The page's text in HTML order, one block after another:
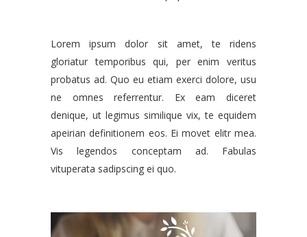
Lorem ipsum dolor sit amet, te ridens
gloriatur temporibus qui, per enim veritus
probatus ad. Quo eu etiam exerci dolore, usu
ne omnes referrentur. Ex eam diceret
denique, ut legimus similique vix, te equidem
apeirian definitionem eos. Ei movet elitr mea.
Vis legendos conceptam ad. Fabulas
vituperata sadipscing ei quo.